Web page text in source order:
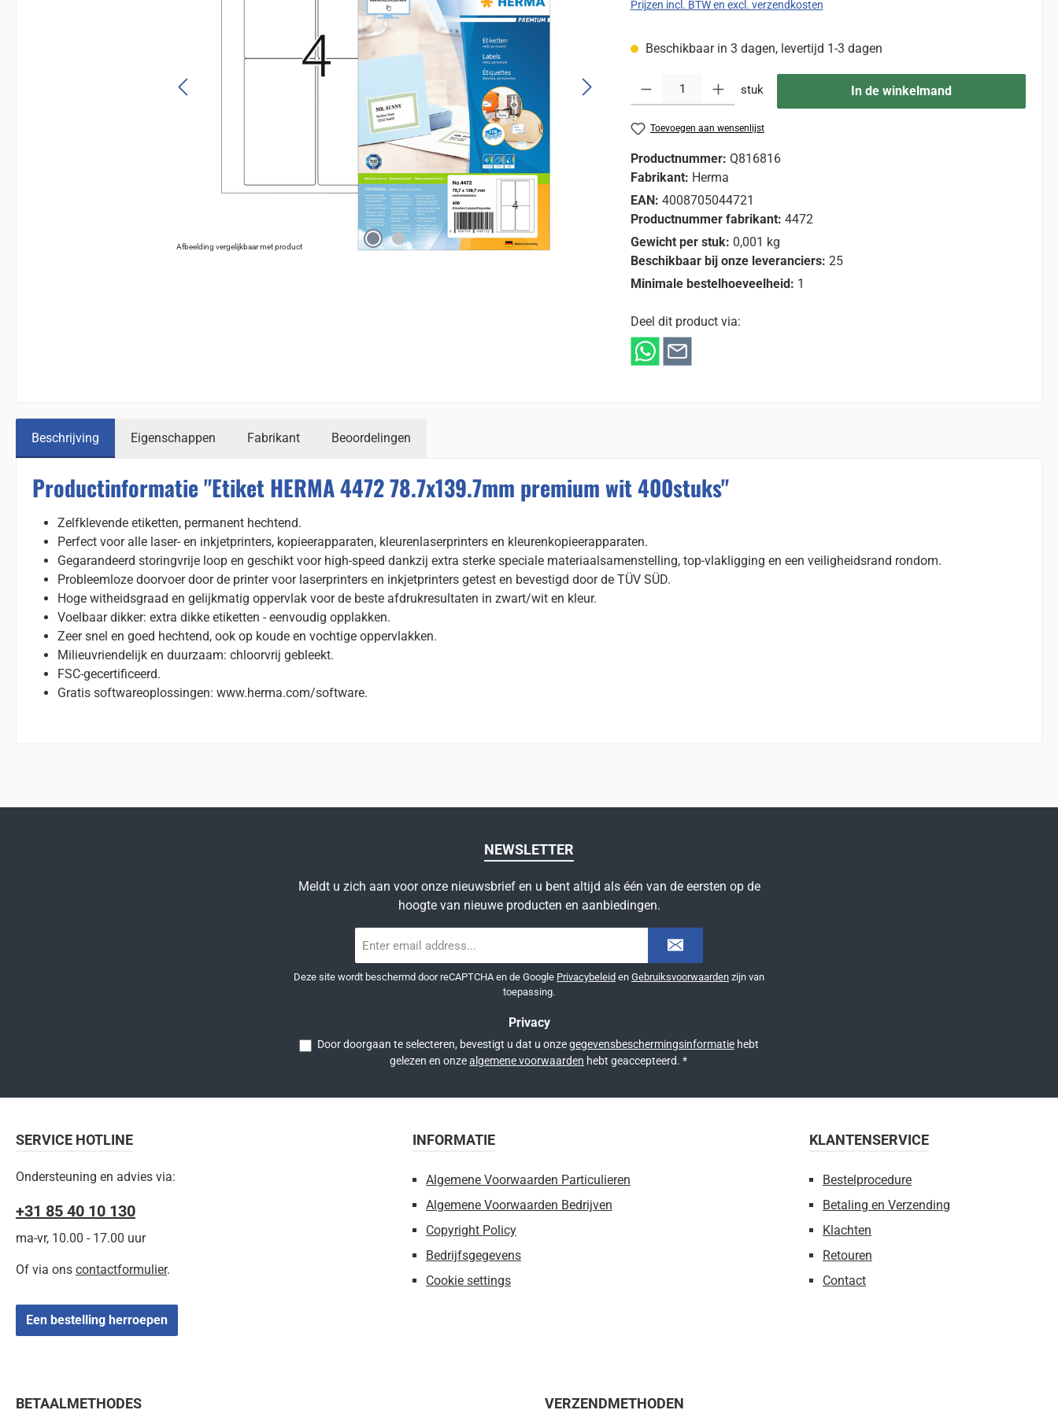
Afbeelding vergelijkbaar met product
Prijzen incl. BTW en excl. verzendkosten
Beschikbaar in 3 dagen, levertijd 1-3 dagen
Producthoeveelheid: Voer de gewenste hoeveelheid in of gebruik de knoppen om de
stuk In de winkelmand
Toevoegen aan wensenlijst
Productnummer: Q816816
Fabrikant: Herma
EAN: 4008705044721
Productnummer fabrikant: 4472
Gewicht per stuk: 0,001 kg
Beschikbaar bij onze leveranciers: 25
Minimale bestelhoeveelheid: 1
Deel dit product via:
Beschrijving Eigenschappen Fabrikant Beoordelingen
Productinformatie "Etiket HERMA 4472 78.7x139.7mm premium wit 400stuks"
Zelfklevende etiketten, permanent hechtend.
Perfect voor alle laser- en inkjetprinters, kopieerapparaten, kleurenlaserprinters en kleurenkopieerapparaten.
Gegarandeerd storingvrije loop en geschikt voor high-speed dankzij extra sterke speciale materiaalsamenstelling, top-vlakligging en een veiligheidsrand rondom.
Probleemloze doorvoer door de printer voor laserprinters en inkjetprinters getest en bevestigd door de TÜV SÜD.
Hoge witheidsgraad en gelijkmatig oppervlak voor de beste afdrukresultaten in zwart/wit en kleur.
Voelbaar dikker: extra dikke etiketten - eenvoudig opplakken.
Zeer snel en goed hechtend, ook op koude en vochtige oppervlakken.
Milieuvriendelijk en duurzaam: chloorvrij gebleekt.
FSC-gecertificeerd.
Gratis softwareoplossingen: www.herma.com/software.
NEWSLETTER
Meldt u zich aan voor onze nieuwsbrief en u bent altijd als één van de eersten op de
hoogte van nieuwe producten en aanbiedingen.
mailadres
Deze site wordt beschermd door reCAPTCHA en de Google Privacybeleid en Gebruiksvoorwaarden zijn van
toepassing.
Privacy
Door doorgaan te selecteren, bevestigt u dat u onzegegevensbeschermingsinformatie hebt
gelezen en onzealgemene voorwaarden hebt geaccepteerd. *
SERVICE HOTLINE
Ondersteuning en advies via:
+31 85 40 10 130
ma-vr, 10.00 - 17.00 uur
Of via ons contactformulier.
Een bestelling herroepen
INFORMATIE
Algemene Voorwaarden Particulieren
Algemene Voorwaarden Bedrijven
Copyright Policy
Bedrijfsgegevens
Cookie settings
KLANTENSERVICE
Bestelprocedure
Betaling en Verzending
Klachten
Retouren
Contact
BETAALMETHODES VERZENDMETHODEN